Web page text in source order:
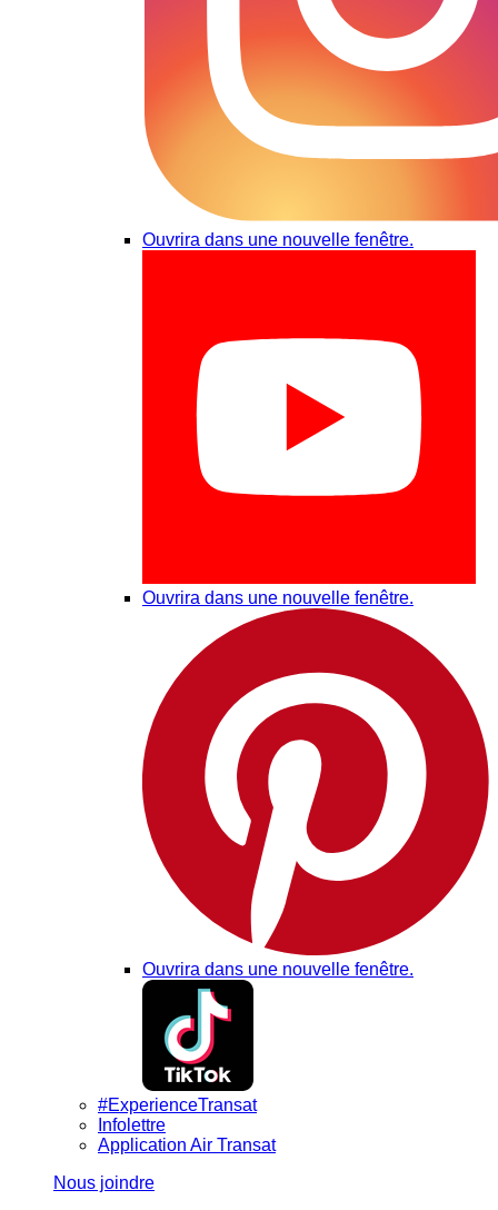
Ouvrira dans une nouvelle fenêtre.
Ouvrira dans une nouvelle fenêtre.
Ouvrira dans une nouvelle fenêtre.
#ExperienceTransat
Infolettre
Application Air Transat
Nous joindre